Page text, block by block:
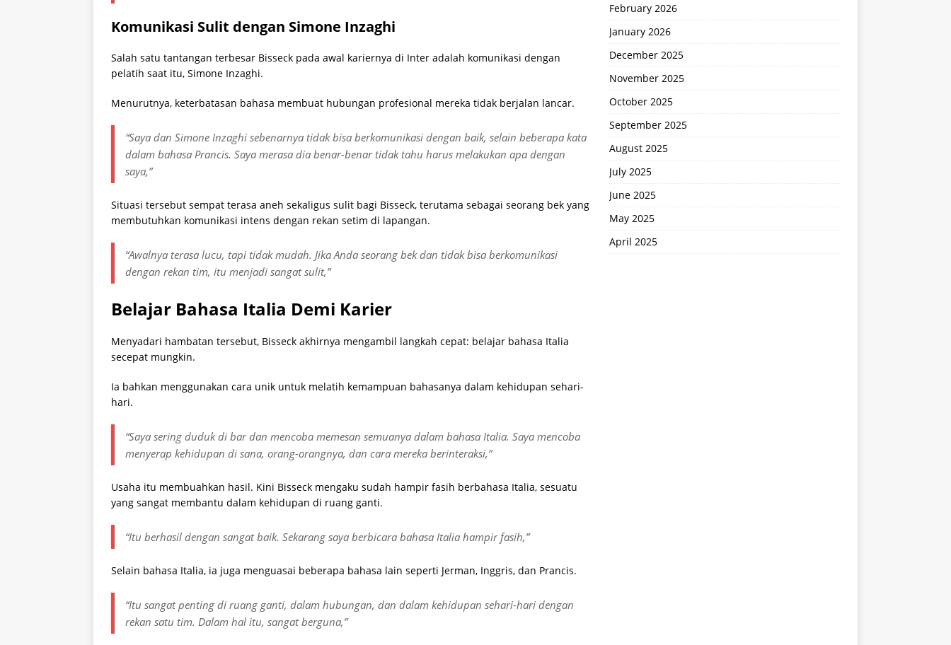
Komunikasi Sulit dengan Simone Inzaghi
Salah satu tantangan terbesar Bisseck pada awal kariernya di Inter adalah komunikasi dengan
pelatih saat itu, Simone Inzaghi.
Menurutnya, keterbatasan bahasa membuat hubungan profesional mereka tidak berjalan lancar.
“Saya dan Simone Inzaghi sebenarnya tidak bisa berkomunikasi dengan baik, selain beberapa kata
dalam bahasa Prancis. Saya merasa dia benar-benar tidak tahu harus melakukan apa dengan
saya,”
Situasi tersebut sempat terasa aneh sekaligus sulit bagi Bisseck, terutama sebagai seorang bek yang
membutuhkan komunikasi intens dengan rekan setim di lapangan.
“Awalnya terasa lucu, tapi tidak mudah. Jika Anda seorang bek dan tidak bisa berkomunikasi
dengan rekan tim, itu menjadi sangat sulit,”
Belajar Bahasa Italia Demi Karier
Menyadari hambatan tersebut, Bisseck akhirnya mengambil langkah cepat: belajar bahasa Italia
secepat mungkin.
Ia bahkan menggunakan cara unik untuk melatih kemampuan bahasanya dalam kehidupan sehari-
hari.
“Saya sering duduk di bar dan mencoba memesan semuanya dalam bahasa Italia. Saya mencoba
menyerap kehidupan di sana, orang-orangnya, dan cara mereka berinteraksi,”
Usaha itu membuahkan hasil. Kini Bisseck mengaku sudah hampir fasih berbahasa Italia, sesuatu
yang sangat membantu dalam kehidupan di ruang ganti.
“Itu berhasil dengan sangat baik. Sekarang saya berbicara bahasa Italia hampir fasih,”
Selain bahasa Italia, ia juga menguasai beberapa bahasa lain seperti Jerman, Inggris, dan Prancis.
“Itu sangat penting di ruang ganti, dalam hubungan, dan dalam kehidupan sehari-hari dengan
rekan satu tim. Dalam hal itu, sangat berguna,”
February 2026
January 2026
December 2025
November 2025
October 2025
September 2025
August 2025
July 2025
June 2025
May 2025
April 2025